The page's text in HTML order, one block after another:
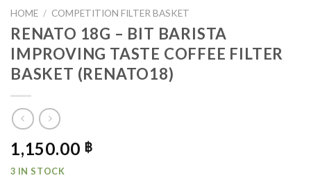
HOME / COMPETITION FILTER BASKET
RENATO 18G – BIT BARISTA
IMPROVING TASTE COFFEE FILTER
BASKET (RENATO18)
1,150.00 ฿
3 IN STOCK